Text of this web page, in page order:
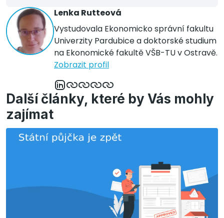
Lenka Rutteová
Vystudovala Ekonomicko správní fakultu
Univerzity Pardubice a doktorské studium
na Ekonomické fakultě VŠB-TU v Ostravě.
Zobrazit profil
Další články, které by Vás mohly
zajímat